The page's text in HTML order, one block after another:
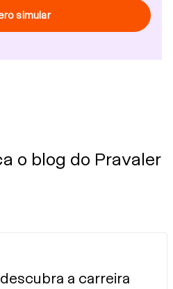
simular
o blog do Pravaler
a carreira